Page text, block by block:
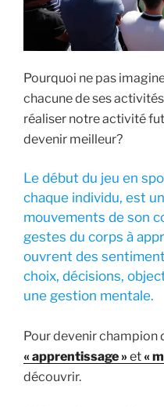
Pourquoi ne pas
chacune de ses
réaliser notre activité
devenir meilleur?
Le début du jeu en
chaque individu, est
mouvements de son
gestes du corps à
ouvrent des
choix, décisions,
une gestion mentale.
Pour devenir champion
« apprentissage »et«
découvrir.